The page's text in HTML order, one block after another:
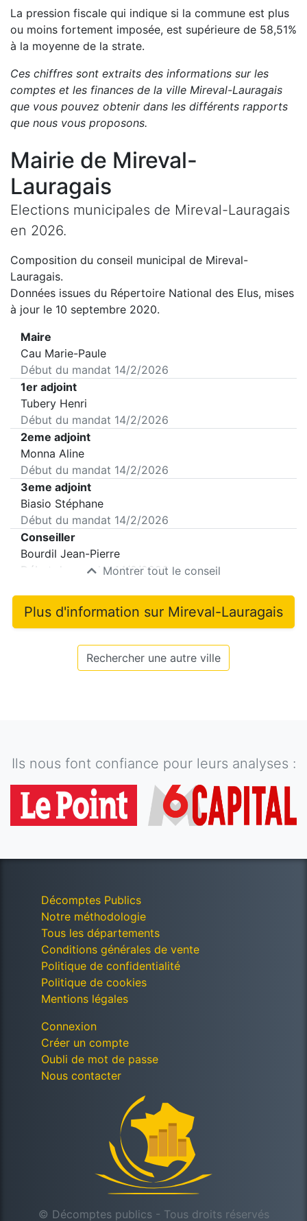
La pression fiscale qui indique si la commune est plus
ou moins fortement imposée, est supérieure de 58,51%
à la moyenne de la strate.
Ces chiffres sont extraits des informations sur les
comptes et les finances de la ville Mireval-Lauragais
que vous pouvez obtenir dans les différents rapports
que nous vous proposons.
Mairie de Mireval-
Lauragais
Elections municipales de Mireval-Lauragais
en 2026.
Composition du conseil municipal de Mireval-
Lauragais.
Données issues du Répertoire National des Elus, mises
à jour le 10 septembre 2020.
Maire
Cau Marie-Paule
Début du mandat 14/2/2026
1er adjoint
Tubery Henri
Début du mandat 14/2/2026
2eme adjoint
Monna Aline
Début du mandat 14/2/2026
3eme adjoint
Biasio Stéphane
Début du mandat 14/2/2026
Conseiller
Bourdil Jean-Pierre
Début du mandat14/2/2026
Montrer tout le conseil
Plus d'information sur Mireval-Lauragais
Rechercher une autre ville
Ils nous font confiance pour leurs analyses :
Décomptes Publics
Notre méthodologie
Tous les départements
Conditions générales de vente
Politique de confidentialité
Politique de cookies
Mentions légales
Connexion
Créer un compte
Oubli de mot de passe
Nous contacter
© Décomptes publics - Tous droits réservés